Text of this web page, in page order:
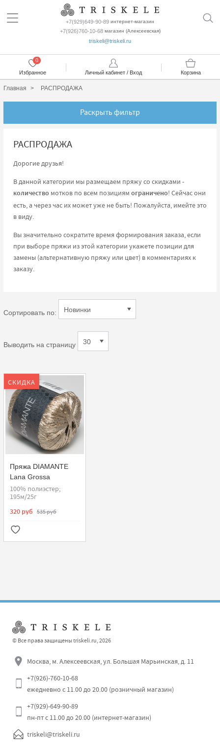
+7(929)649-90-89 интернет-магазин
+7(926)760-10-68магазин (Алексеевская)
triskeli@triskeli.ru
Избранное
0
Личный кабинет / Вход Корзина
Главная РАСПРОДАЖА
Раскрыть фильтр
РАСПРОДАЖА
Дорогие друзья!
В данной категории мы размещаем пряжу со скидками -
количество мотков по всем позициям ограничено! Сейчас они
есть, а через час их может уже не быть! Пожалуйста, имейте это
в виду.
Вы значительно сократите время формирования заказа, если
при выборе пряжи из этой категории укажете позиции для
замены (альтернативную пряжу или цвет) в комментариях к
заказу.
Сортировать по:
Выводить на страницу
СКИДКА
Пряжа DIAMANTE
Lana Grossa
100% полиэстер;
195м/25г
320 руб 535 руб
© Все права защищены triskeli.ru, 2026
Москва, м. Алексеевская, ул. Большая Марьинская, д. 11
+7(926)-760-10-68
ежедневно с 11.00 до 20.00 (розничный магазин)
+7(929)-649-90-89
пн-пт с 11.00 до 20.00 (интернет-магазин)
triskeli@triskeli.ru